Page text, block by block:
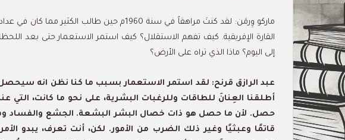
ماركو وِرمَن: لقد كنتَ مراهقاً في سنة 1960م حين طالب
إلى اليوم؟ ماذا الذي تراه على الأرض؟
عبد الرازق قرنح: لقد استمر الاستعمار بسبب ما كنا نظن انه سيحصل-
أطلقنا العِنانَ للطاقات وللرغبات البشرية، على نحو ما كانت،
حصل. لأن ما حصل هو ذات خصال البشر البشعة. الجشع والفساد
قاتمًا وعبثيًا وغير ذلك الضرب من الأمور. لكن، أنت تعرف، يبدو